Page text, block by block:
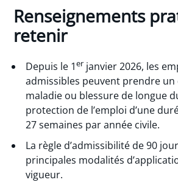
Renseignements
retenir
Depuis le 1er janvier 2026, les
admissibles peuvent prendre
maladie ou blessure de longue
protection de l’emploi d’une
27 semaines par année civile.
La règle d’admissibilité de 90
principales modalités
vigueur.